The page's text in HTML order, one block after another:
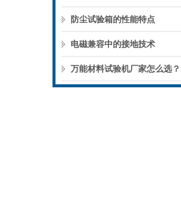
防尘试验箱的性能特点
电磁兼容中的接地技术